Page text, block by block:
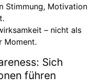
Stimmung, Motivation
– nicht als
Moment.
Sich
führen